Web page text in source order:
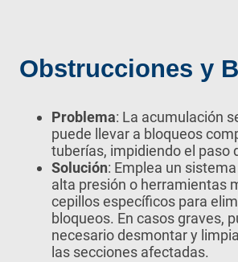
Obstrucciones y
Problema: La acumulación
puede llevar a bloqueos
tuberías, impidiendo el paso
Solución: Emplea un
alta presión o herramientas
cepillos específicos para
bloqueos. En casos graves,
necesario desmontar y
las secciones afectadas.